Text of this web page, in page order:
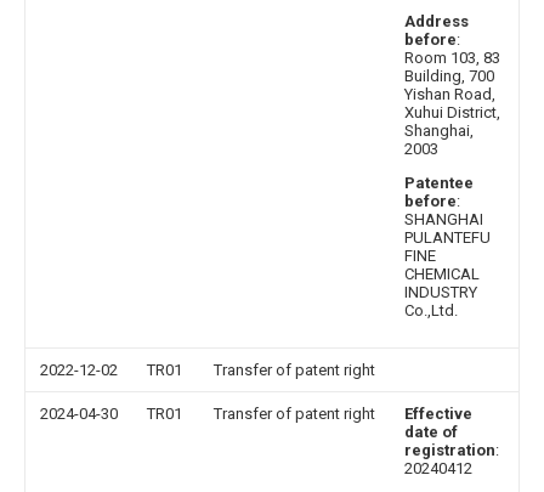
Address
before:
Room 103, 83
Building, 700
Yishan Road,
Xuhui District,
Shanghai,
2003
Patentee
before:
SHANGHAI
PULANTEFU
FINE
CHEMICAL
INDUSTRY
Co.,Ltd.
2022-12-02 TR01 Transfer of patent right
2024-04-30 TR01 Transfer of patent right
Effective
date of
registration:
20240412